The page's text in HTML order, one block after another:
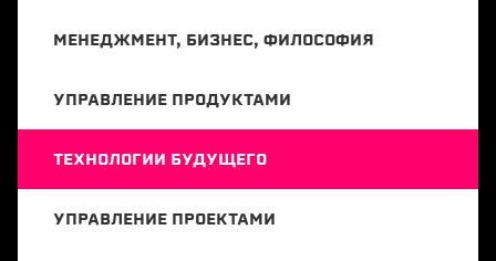
МЕНЕДЖМЕНТ, БИЗНЕС, ФИЛОСОФИЯ
УПРАВЛЕНИЕ ПРОДУКТАМИ
ТЕХНОЛОГИИ БУДУЩЕГО
УПРАВЛЕНИЕ ПРОЕКТАМИ